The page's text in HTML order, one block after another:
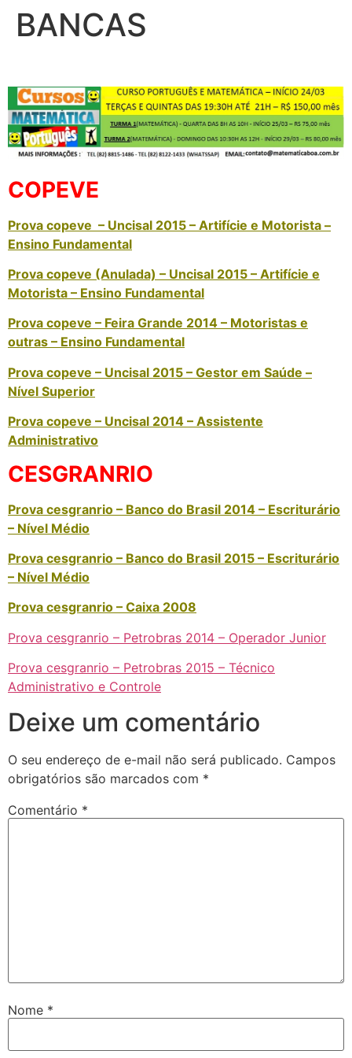
BANCAS
COPEVE
Prova copeve – Uncisal 2015 – Artifície e Motorista –
Ensino Fundamental
Prova copeve (Anulada) – Uncisal 2015 – Artifície e
Motorista – Ensino Fundamental
Prova copeve – Feira Grande 2014 – Motoristas e
outras – Ensino Fundamental
Prova copeve – Uncisal 2015 – Gestor em Saúde –
Nível Superior
Prova copeve – Uncisal 2014 – Assistente
Administrativo
CESGRANRIO
Prova cesgranrio – Banco do Brasil 2014 – Escriturário
– Nível Médio
Prova cesgranrio – Banco do Brasil 2015 – Escriturário
– Nível Médio
Prova cesgranrio – Caixa 2008
Prova cesgranrio – Petrobras 2014 – Operador Junior
Prova cesgranrio – Petrobras 2015 – Técnico
Administrativo e Controle
Deixe um comentário
O seu endereço de e-mail não será publicado. Campos
obrigatórios são marcados com *
Comentário *
Nome *